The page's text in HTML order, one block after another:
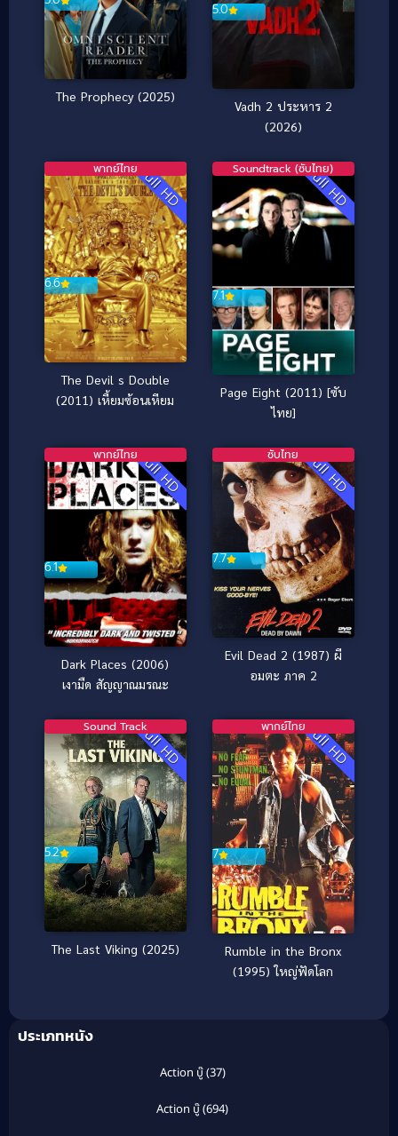
The Prophecy (2025)
5.0
Vadh 2 ประหาร 2
(2026)
Full HD
6.6
พากย์ไทย
The Devil s Double
(2011) เหี้ยมซ้อนเหียม
Full HD
7.1
Soundtrack (ซับไทย)
Page Eight (2011) [ซับ
ไทย]
Full HD
6.1
พากย์ไทย
Dark Places (2006)
เงามืด สัญญาณมรณะ
Full HD
7.7
ซับไทย
Evil Dead 2 (1987) ผี
อมตะ ภาค 2
Full HD
5.2
Sound Track
The Last Viking (2025)
Full HD
7
พากย์ไทย
Rumble in the Bronx
(1995) ใหญ่ฟัดโลก
ประเภทหนัง
Action บู๊(37)
Action บู๊(694)